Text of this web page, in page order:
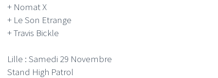
+ Nomat X
+ Le Son Etrange
+ Travis Bickle
Lille : Samedi 29 Novembre
Stand High Patrol